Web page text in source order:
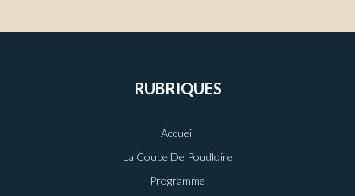
RUBRIQUES
Accueil
La Coupe De Poudloire
Programme